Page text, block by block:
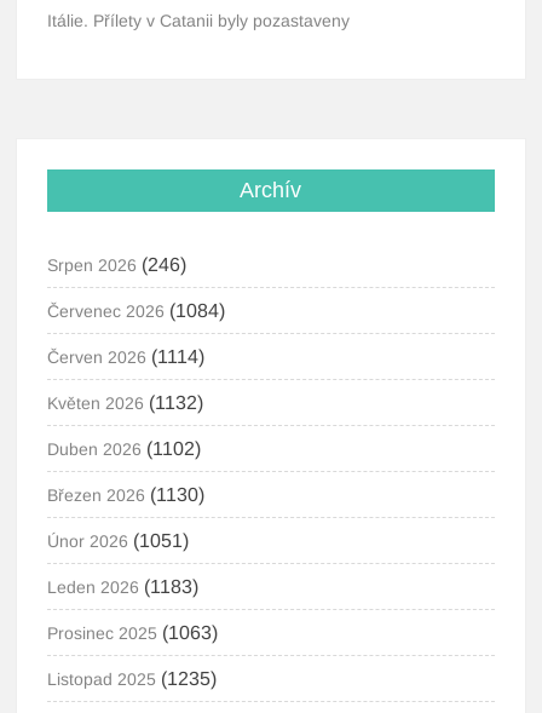
Itálie. Přílety v Catanii byly pozastaveny
Archív
Srpen 2026 (246)
Červenec 2026 (1084)
Červen 2026 (1114)
Květen 2026 (1132)
Duben 2026 (1102)
Březen 2026 (1130)
Únor 2026 (1051)
Leden 2026 (1183)
Prosinec 2025 (1063)
Listopad 2025 (1235)